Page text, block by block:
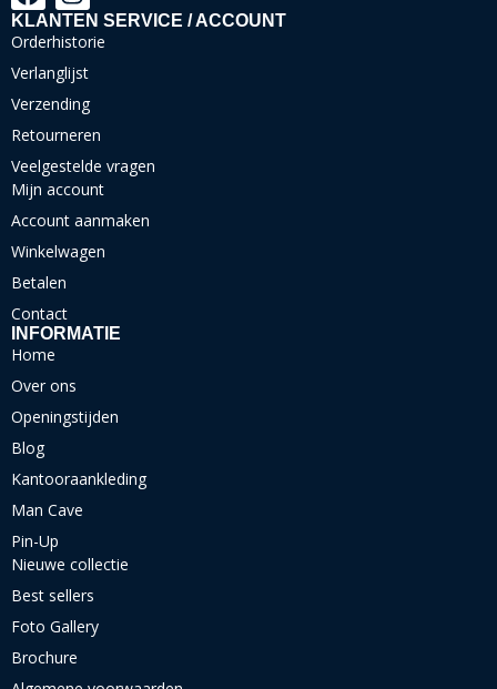
KLANTEN SERVICE / ACCOUNT
Orderhistorie
Verlanglijst
Verzending
Retourneren
Veelgestelde vragen
Mijn account
Account aanmaken
Winkelwagen
Betalen
Contact
INFORMATIE
Home
Over ons
Openingstijden
Blog
Kantooraankleding
Man Cave
Pin-Up
Nieuwe collectie
Best sellers
Foto Gallery
Brochure